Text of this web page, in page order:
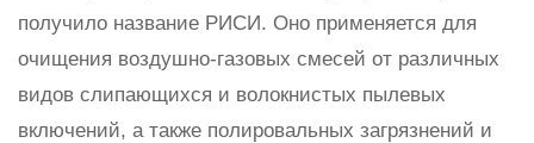
получило название РИСИ. Оно применяется для
очищения воздушно-газовых смесей от различных
видов слипающихся и волокнистых пылевых
включений, а также полировальных загрязнений и